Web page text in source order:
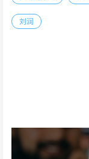
刘润